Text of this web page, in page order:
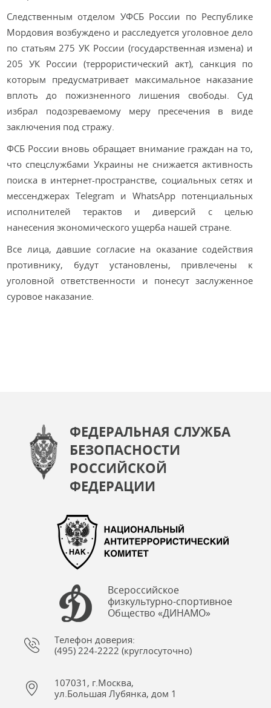
Следственным отделом УФСБ России по Республике
Мордовия возбуждено и расследуется уголовное дело
по статьям 275 УК России (государственная измена) и
205 УК России (террористический акт), санкция по
которым предусматривает максимальное наказание
вплоть до пожизненного лишения свободы. Суд
избрал подозреваемому меру пресечения в виде
заключения под стражу.
ФСБ России вновь обращает внимание граждан на то,
что спецслужбами Украины не снижается активность
поиска в интернет-пространстве, социальных сетях и
мессенджерах Telegram и WhatsApp потенциальных
исполнителей терактов и диверсий с целью
нанесения экономического ущерба нашей стране.
Все лица, давшие согласие на оказание содействия
противнику, будут установлены, привлечены к
уголовной ответственности и понесут заслуженное
суровое наказание.
ФЕДЕРАЛЬНАЯ СЛУЖБА
БЕЗОПАСНОСТИ
РОССИЙСКОЙ
ФЕДЕРАЦИИ
Всероссийское
физкультурно-спортивное
Общество «ДИНАМО»
Телефон доверия:
(495) 224-2222 (круглосуточно)
107031, г.Москва,
ул.Большая Лубянка, дом 1